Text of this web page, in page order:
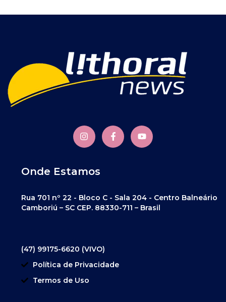
Onde Estamos
Rua 701 nº 22 - Bloco C - Sala 204 - Centro Balneário
Camboriú – SC CEP. 88330-711 – Brasil
(47) 99175-6620 (VIVO)
Política de Privacidade
Termos de Uso